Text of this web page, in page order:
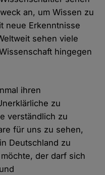
an, um Wissen zu
neue Erkenntnisse
sehen viele
hingegen
ihren
zu
verständlich zu
für uns zu sehen,
Deutschland zu
der darf sich